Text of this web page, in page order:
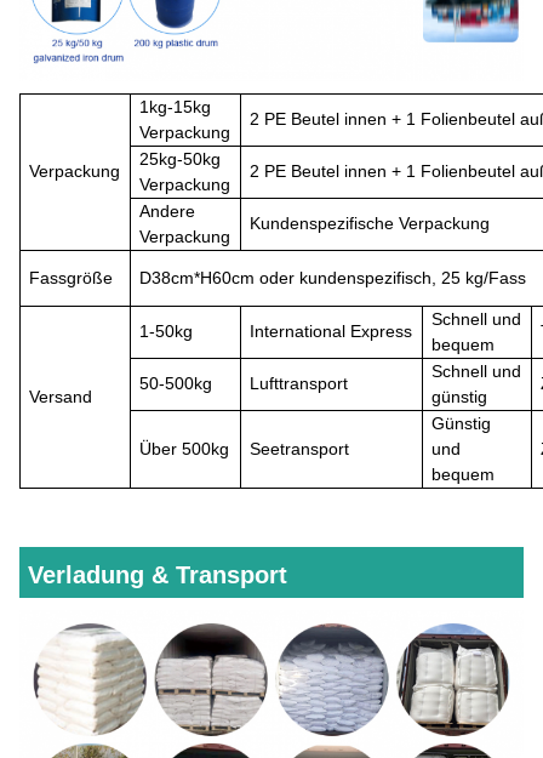
Verpackung
1 kg-15kg
Verpackung
2 PE Beutel innen + 1 Folienbeutel
25kg-50kg
Verpackung
2 PE Beutel innen + 1 Folienbeutel
Andere
Verpackung
Kundenspezifische Verpackung
Fassgröße D38cm*H60cm oder kundenspezifisch, 25 kg/Fass
Versand
1-50kg International Express
Schnell und
bequem
50-500kg Lufttransport
Schnell und
günstig
Über 500kg Seetransport
Günstig
und
bequem
Verladung & Transport